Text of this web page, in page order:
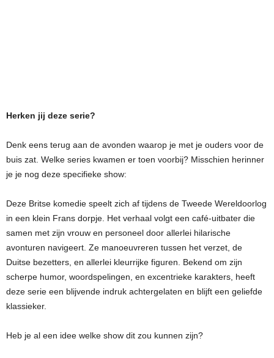
Herken jij deze serie?
Denk eens terug aan de avonden waarop je met je ouders voor de
buis zat. Welke series kwamen er toen voorbij? Misschien herinner
je je nog deze specifieke show:
Deze Britse komedie speelt zich af tijdens de Tweede Wereldoorlog
in een klein Frans dorpje. Het verhaal volgt een café-uitbater die
samen met zijn vrouw en personeel door allerlei hilarische
avonturen navigeert. Ze manoeuvreren tussen het verzet, de
Duitse bezetters, en allerlei kleurrijke figuren. Bekend om zijn
scherpe humor, woordspelingen, en excentrieke karakters, heeft
deze serie een blijvende indruk achtergelaten en blijft een geliefde
klassieker.
Heb je al een idee welke show dit zou kunnen zijn?